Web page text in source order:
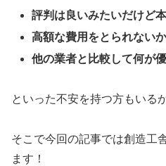
評判は良いみたいだけど
高額な費用をとられない
他の業者と比較して何が
といった不安を持つ方もいる
そこで今回の記事では創造工
ます！